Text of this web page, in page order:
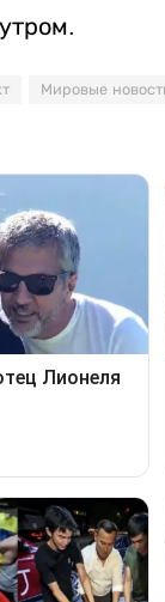
Мировые